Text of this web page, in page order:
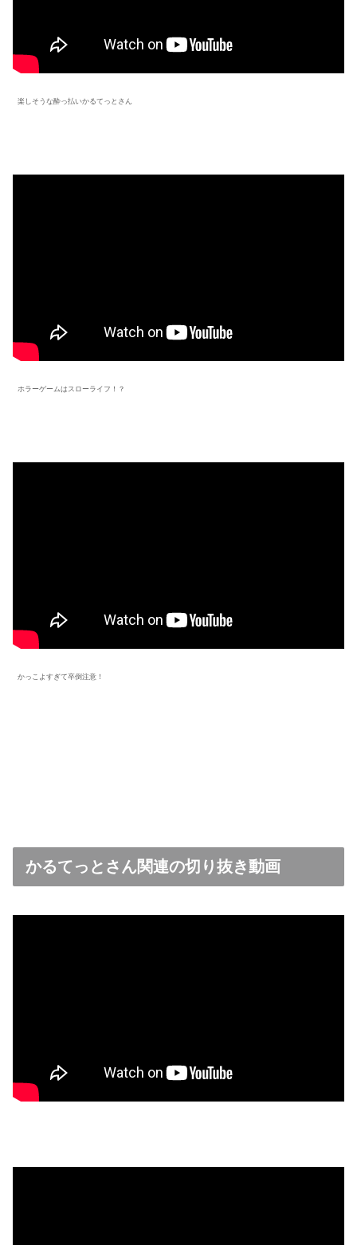
楽しそうな酔っ払いかるてっとさん
ホラーゲームはスローライフ！？
かっこよすぎて卒倒注意！
かるてっとさん関連の切り抜き動画